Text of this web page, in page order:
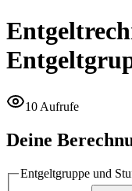
10 Aufrufe
Deine
Entgeltgruppe und